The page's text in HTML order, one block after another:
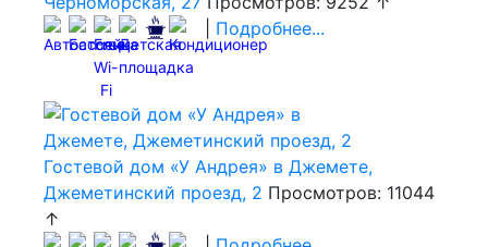
Подробнее...
Гостевой дом «У Андрея» в Джемете,
Джеметинский проезд, 2 Просмотров: 11044
↑